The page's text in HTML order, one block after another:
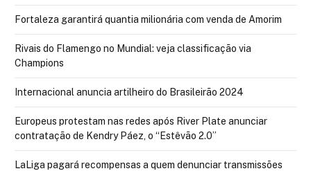
Fortaleza garantirá quantia milionária com venda de Amorim
Rivais do Flamengo no Mundial: veja classificação via
Champions
Internacional anuncia artilheiro do Brasileirão 2024
Europeus protestam nas redes após River Plate anunciar
contratação de Kendry Páez, o “Estêvão 2.0”
LaLiga pagará recompensas a quem denunciar transmissões